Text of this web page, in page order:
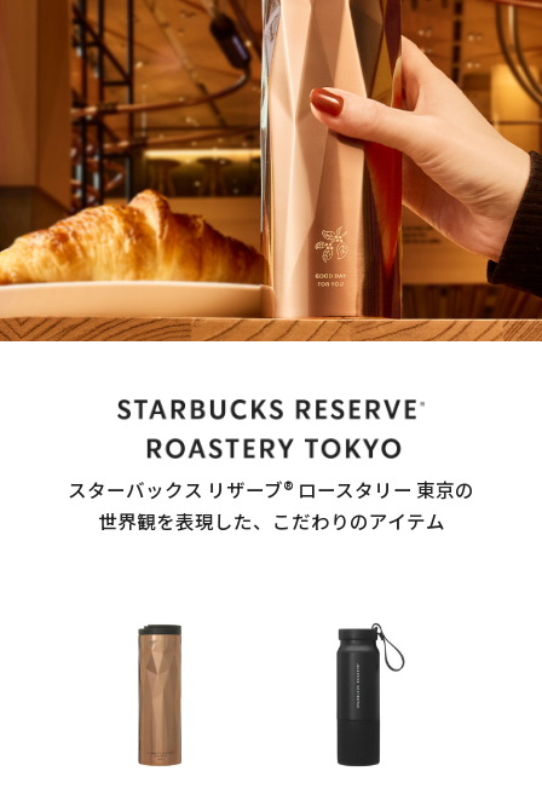
スターバックス リザーブ® ロースタリー 東京の
世界観を表現した、こだわりのアイテム